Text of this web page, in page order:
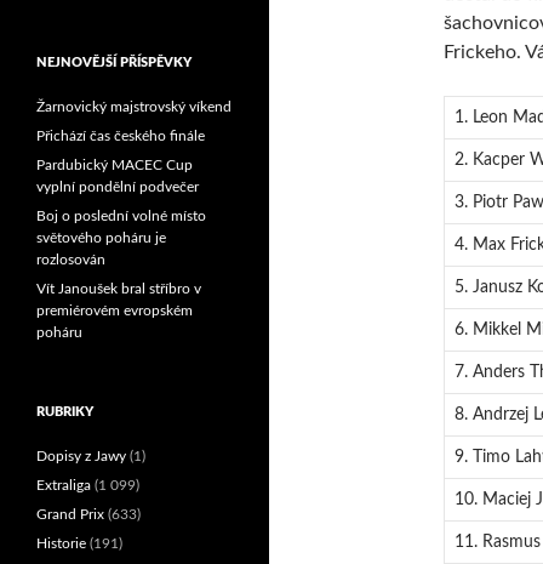
Frickeho.
1. Leon
2. Kacper
3. Piotr
4. Max
5. Janusz
6. Mikkel
7. Anders
8. Andrzej
9. Timo
10. Maciej
11.
NEJNOVĚJŠÍ PŘÍSPĚVKY
Žarnovický majstrovský víkend
Přichází čas českého finále
Pardubický MACEC Cup
vyplní pondělní podvečer
Boj o poslední volné místo
světového poháru je
rozlosován
Vít Janoušek bral stříbro v
premiérovém evropském
poháru
RUBRIKY
Dopisy z Jawy (1)
Extraliga (1 099)
Grand Prix (633)
Historie (191)